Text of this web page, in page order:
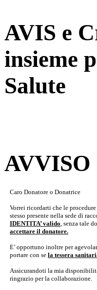
AVIS e
insieme
Salute
Caro Donatore o Donatrice
Vorrei ricordarti che le
stesso presente nella sede di
IDENTITA’ valido, senza tale
accettare il donatore.
E’ opportuno inoltre per
portare con se la tessera
Assicurandoti la mia
ringrazio per la collaborazione.